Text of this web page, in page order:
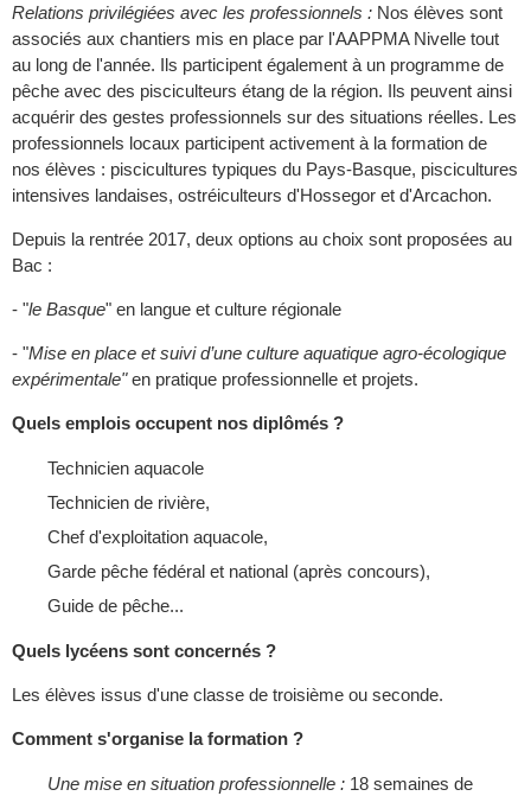
Relations privilégiées avec les professionnels : Nos élèves sont
associés aux chantiers mis en place par l'AAPPMA Nivelle tout
au long de l'année. Ils participent également à un programme de
pêche avec des pisciculteurs étang de la région. Ils peuvent ainsi
acquérir des gestes professionnels sur des situations réelles. Les
professionnels locaux participent activement à la formation de
nos élèves : piscicultures typiques du Pays-Basque, piscicultures
intensives landaises, ostréiculteurs d'Hossegor et d'Arcachon.
Depuis la rentrée 2017, deux options au choix sont proposées au
Bac :
- "le Basque" en langue et culture régionale
- "Mise en place et suivi d’une culture aquatique agro-écologique
expérimentale"en pratique professionnelle et projets.
Quels emplois occupent nos diplômés ?
Technicien aquacole
Technicien de rivière,
Chef d'exploitation aquacole,
Garde pêche fédéral et national (après concours),
Guide de pêche...
Quels lycéens sont concernés ?
Les élèves issus d'une classe de troisième ou seconde.
Comment s'organise la formation ?
Une mise en situation professionnelle : 18 semaines de